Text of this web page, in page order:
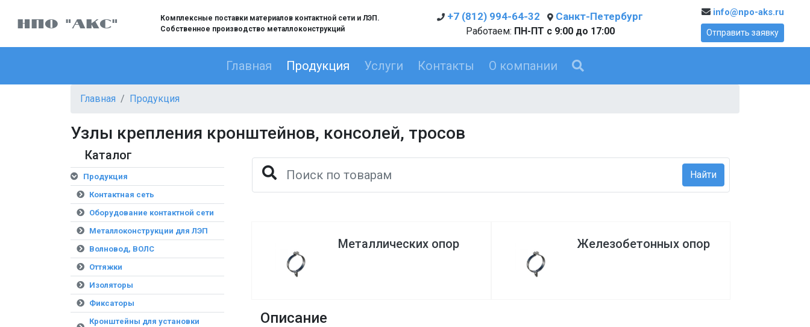
НПО "АКС"
Комплексные поставки материалов контактной сети и ЛЭП.
Собственное производство металлоконструкций
+7 (812) 994-64-32 Санкт-Петербург
Работаем: ПН-ПТ с 9:00 до 17:00
info@npo-aks.ru
Отправить заявку
Главная Продукция Услуги Контакты О компании
Главная Продукция
Узлы крепления кронштейнов, консолей, тросов
Каталог
Продукция
Контактная сеть
Оборудование контактной сети
Металлоконструкции для ЛЭП
Волновод, ВОЛС
Оттяжки
Изоляторы
Фиксаторы
Кронштейны для установки
Найти
Металлических опор Железобетонных опор
Описание